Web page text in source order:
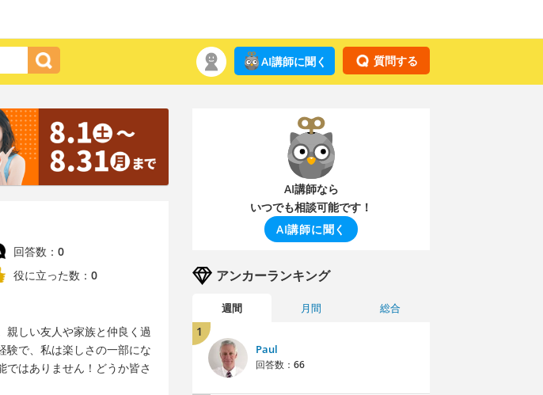
質問する
AI講師に聞く
回答数： 0
役に立った数： 0
親しい友人や家族と仲良く過
験で、私は楽しさの一部にな
はありません！どうか皆さ
AI講師なら
いつでも相談可能です！
AI講師に聞く
アンカーランキング
週間 月間 総合
1
Paul
回答数： 66